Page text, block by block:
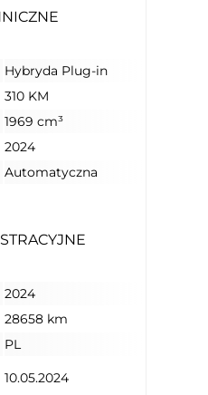
Hybryda Plug-in
310 KM
1969 cm³
2024
Automatyczna
2024
28658 km
PL
10.05.2024